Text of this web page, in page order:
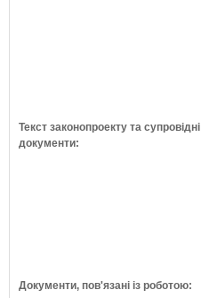
Текст законопроекту та супровідні
документи:
Документи, пов'язані із роботою: